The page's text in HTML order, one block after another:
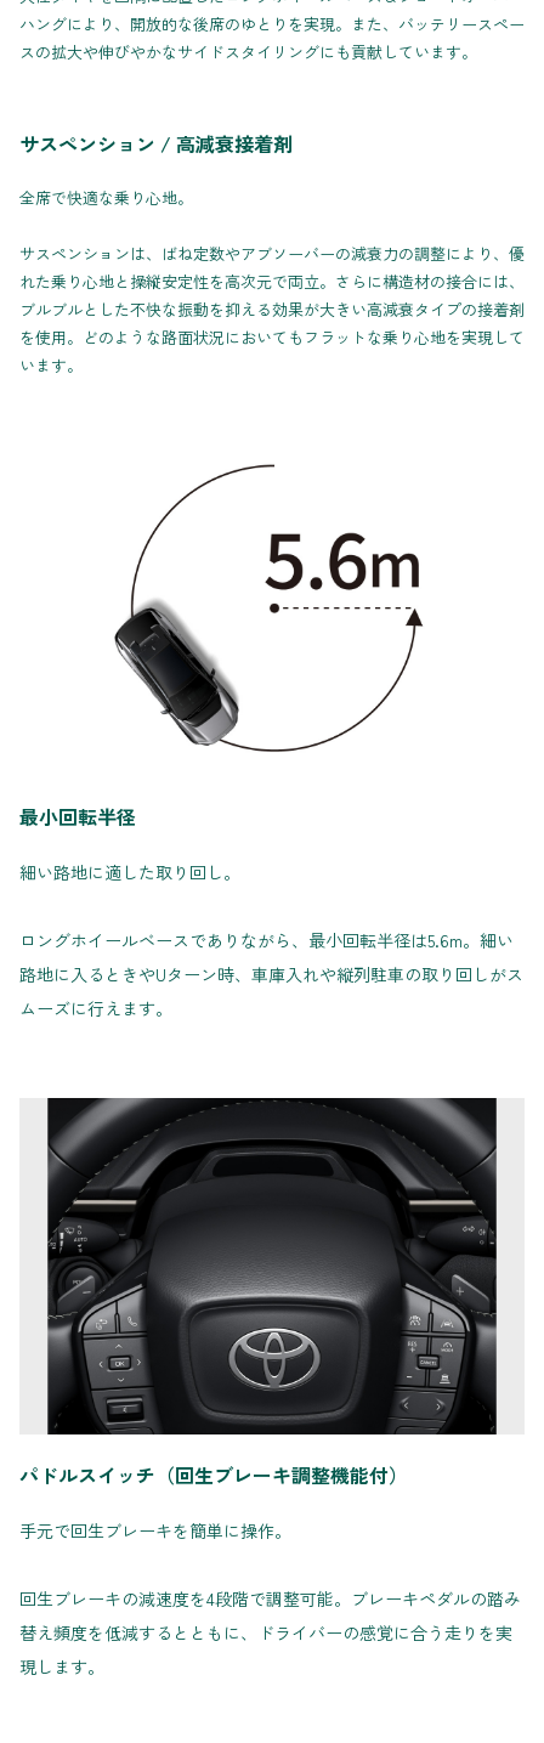
ハングにより、開放的な後席のゆとりを実現。また、バッテリースペー
スの拡大や伸びやかなサイドスタイリングにも貢献しています。
サスペンション / 高減衰接着剤
全席で快適な乗り心地。
サスペンションは、ばね定数やアブソーバーの減衰力の調整により、優
れた乗り心地と操縦安定性を高次元で両立。さらに構造材の接合には、
ブルブルとした不快な振動を抑える効果が大きい高減衰タイプの接着剤
を使用。どのような路面状況においてもフラットな乗り心地を実現して
います。
最小回転半径
細い路地に適した取り回し。
ロングホイールベースでありながら、最小回転半径は5.6m。細い
路地に入るときやUターン時、車庫入れや縦列駐車の取り回しがス
ムーズに行えます。
パドルスイッチ（回生ブレーキ調整機能付）
手元で回生ブレーキを簡単に操作。
回生ブレーキの減速度を4段階で調整可能。ブレーキペダルの踏み
替え頻度を低減するとともに、ドライバーの感覚に合う走りを実
現します。